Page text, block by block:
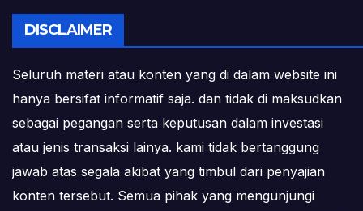
DISCLAIMER
Seluruh materi atau konten yang di dalam website ini
hanya bersifat informatif saja. dan tidak di maksudkan
sebagai pegangan serta keputusan dalam investasi
atau jenis transaksi lainya. kami tidak bertanggung
jawab atas segala akibat yang timbul dari penyajian
konten tersebut. Semua pihak yang mengunjungi